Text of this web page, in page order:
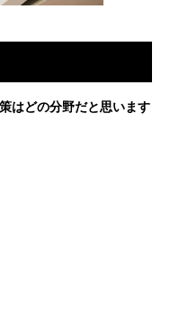
はどの分野だと思います